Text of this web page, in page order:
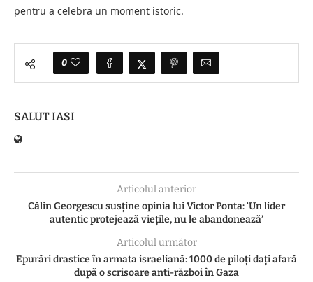
pentru a celebra un moment istoric.
0
SALUT IASI
Articolul anterior
Călin Georgescu susține opinia lui Victor Ponta: ‘Un lider
autentic protejează viețile, nu le abandonează’
Articolul următor
Epurări drastice în armata israeliană: 1000 de piloți dați afară
după o scrisoare anti-război în Gaza